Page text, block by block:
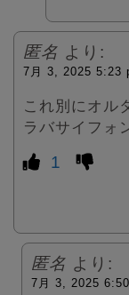
匿名 より:
7月 3, 2025 5:23
これ別にオル
ラバサイフォ
1
匿名 より:
7月 3, 2025